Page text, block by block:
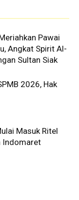
Pawai
Angkat Spirit Al-
Sultan Siak
2026, Hak
Masuk Ritel
Indomaret